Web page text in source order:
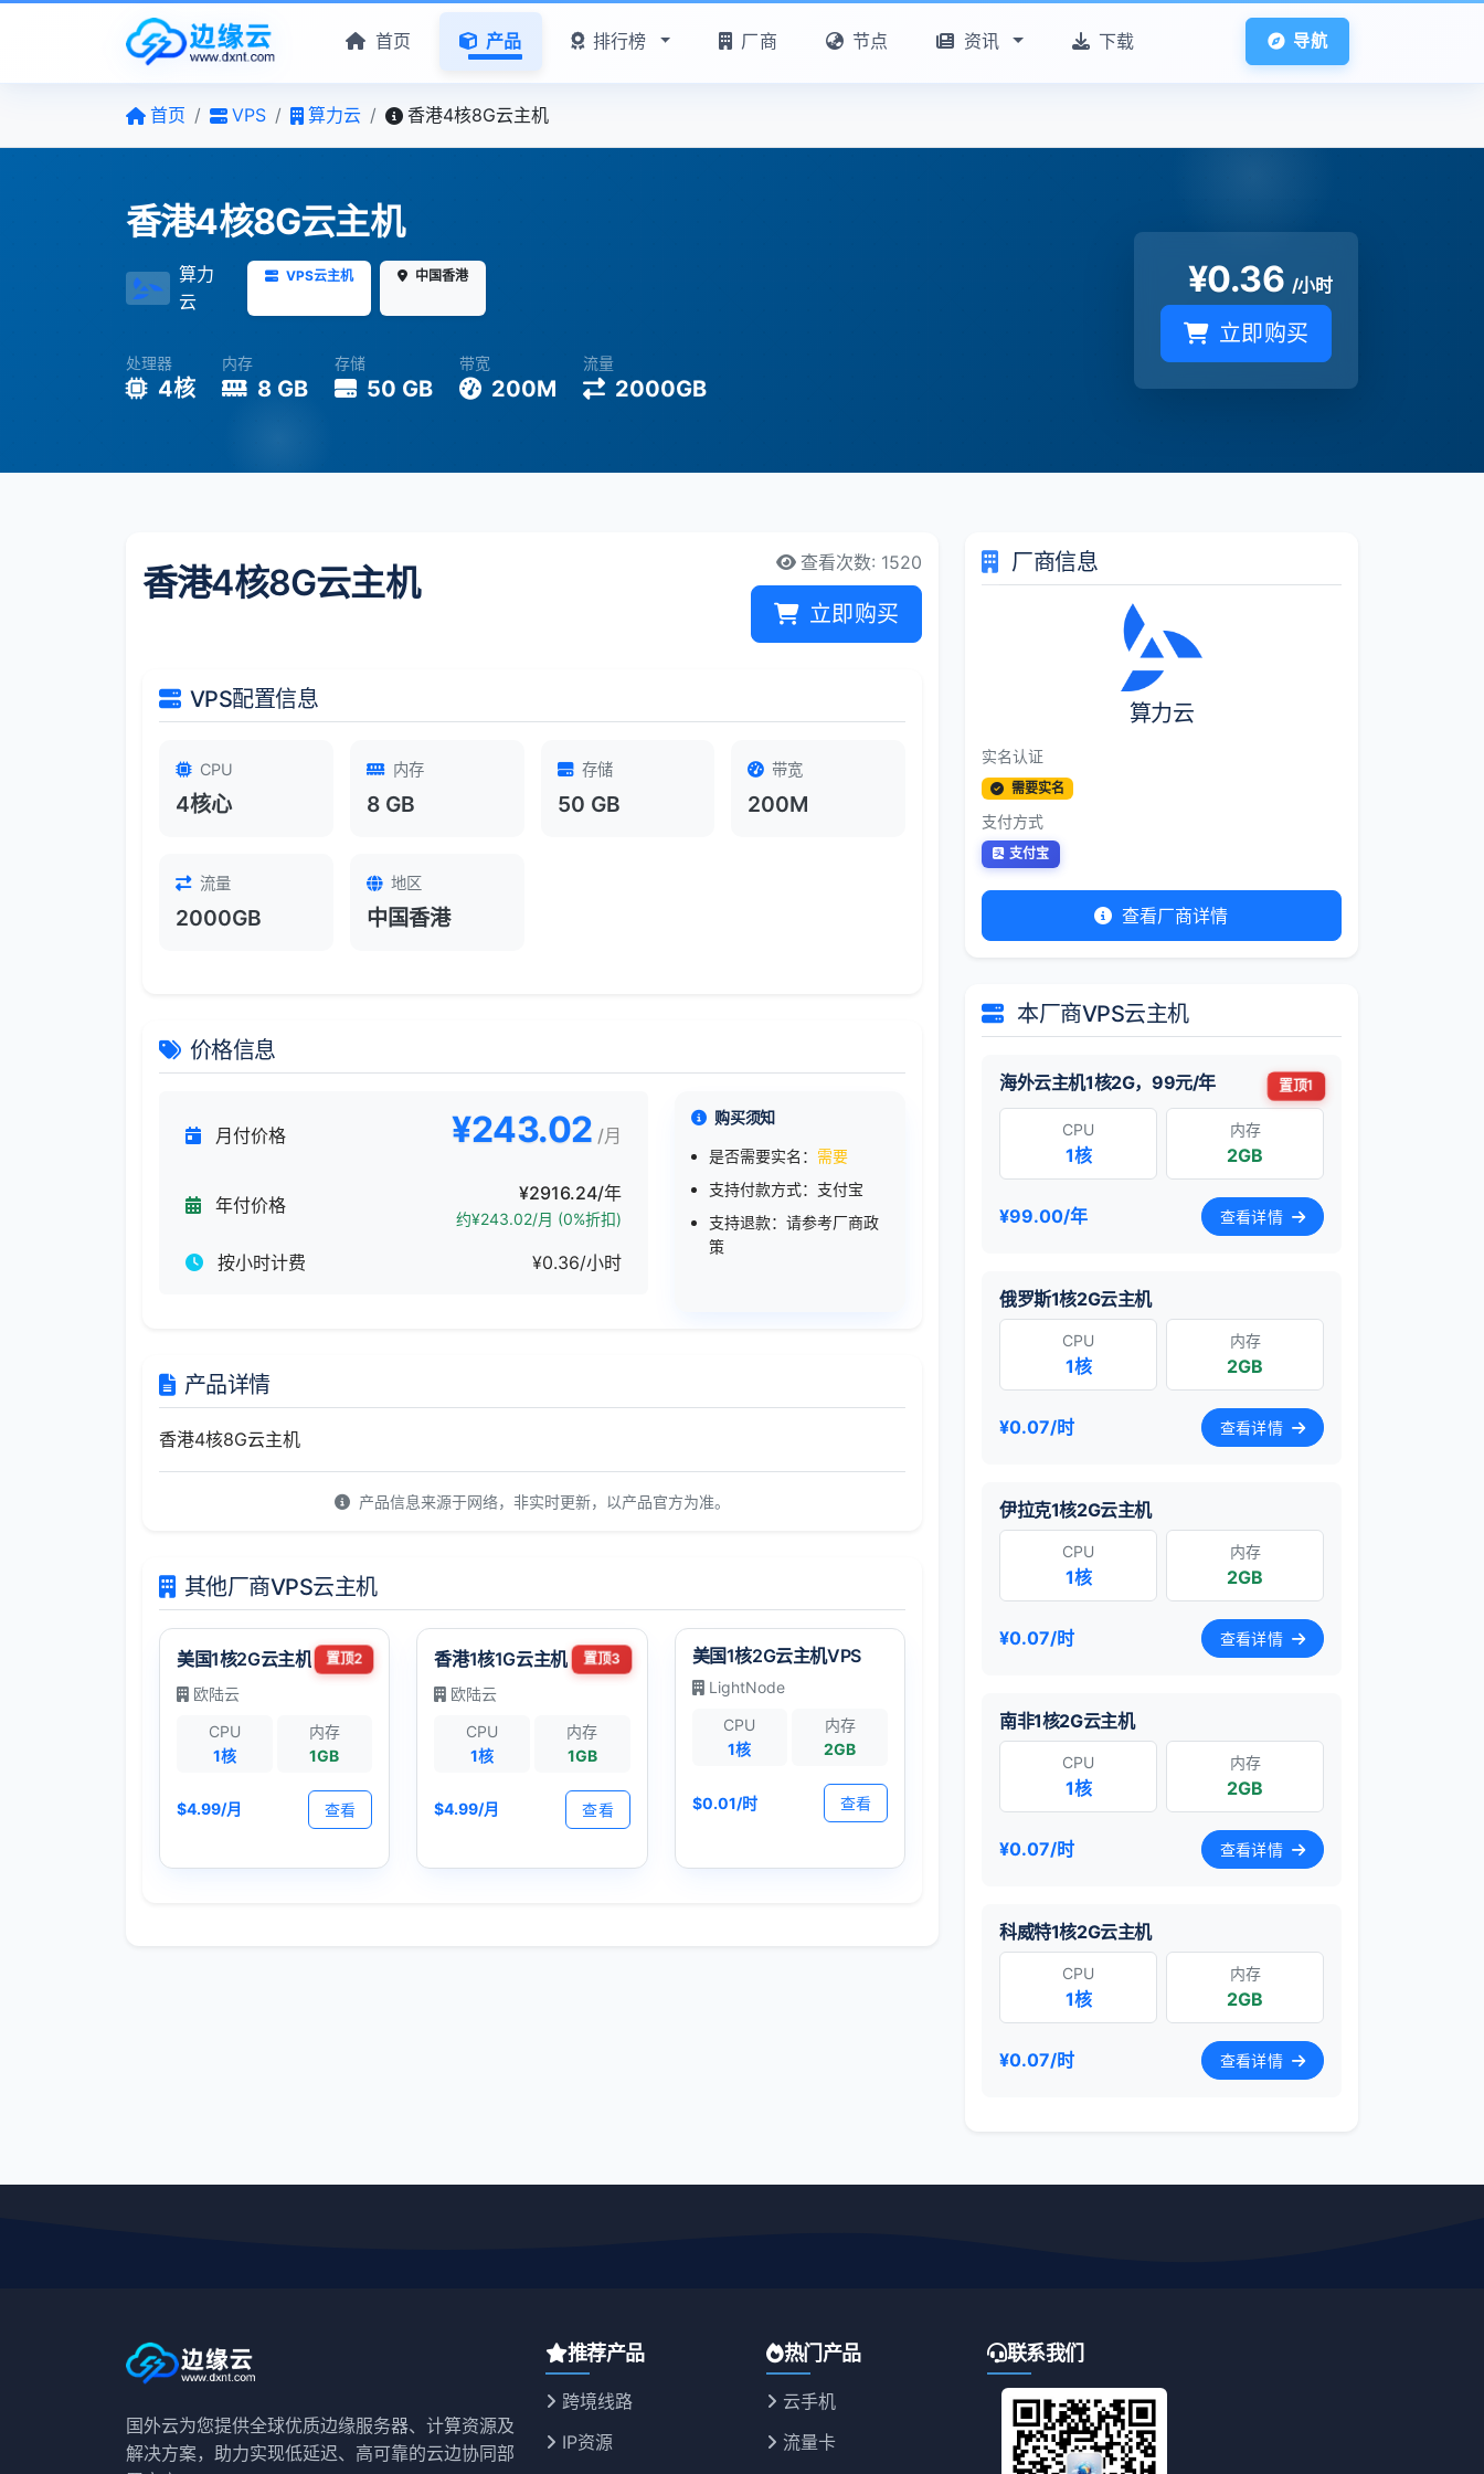
首页 产品 排行榜 厂商 节点 资讯 下载 导航
首页 / VPS / 算力云 / 香港4核8G云主机
香港4核8G云主机
算力
云
VPS云主机 中国香港
处理器
4核
内存
8 GB
存储
50 GB
带宽
200M
流量
2000GB
¥0.36 /小时
立即购买
香港4核8G云主机 查看次数: 1520
立即购买
VPS配置信息
CPU
4核心
内存
8 GB
存储
50 GB
带宽
200M
流量
2000GB
地区
中国香港
价格信息
月付价格 ¥243.02 /月
年付价格
¥2916.24/年
约¥243.02/月 (0%折扣)
按小时计费 ¥0.36/小时
购买须知
是否需要实名： 需要
支持付款方式：支付宝
支持退款：请参考厂商政
策
产品详情
香港4核8G云主机
产品信息来源于网络，非实时更新，以产品官方为准。
其他厂商VPS云主机
美国1核2G云主机 置顶2
欧陆云
CPU
1核
内存
1GB
$4.99/月 查看
香港1核1G云主机 置顶3
欧陆云
CPU
1核
内存
1GB
$4.99/月 查看
美国1核2G云主机VPS
LightNode
CPU
1核
内存
2GB
$0.01/时 查看
厂商信息
算力云
实名认证
需要实名
支付方式
支付宝
查看厂商详情
本厂商VPS云主机
海外云主机1核2G，99元/年 置顶1
CPU
1核
内存
2GB
¥99.00/年 查看详情
俄罗斯1核2G云主机
CPU
1核
内存
2GB
¥0.07/时 查看详情
伊拉克1核2G云主机
CPU
1核
内存
2GB
¥0.07/时 查看详情
南非1核2G云主机
CPU
1核
内存
2GB
¥0.07/时 查看详情
科威特1核2G云主机
CPU
1核
内存
2GB
¥0.07/时 查看详情
国外云为您提供全球优质边缘服务器、计算资源及
解决方案，助力实现低延迟、高可靠的云边协同部
推荐产品
跨境线路
IP资源
热门产品
云手机
流量卡
联系我们